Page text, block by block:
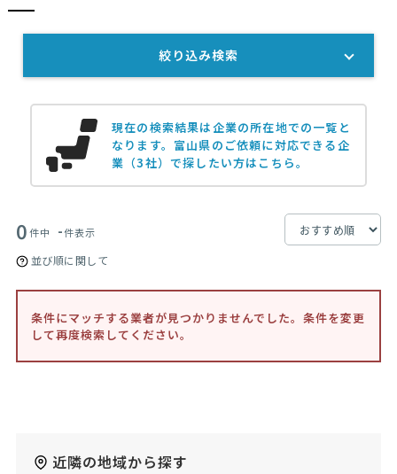
現在の検索結果は企業の所在地での一覧と
なります。 富山県のご依頼に対応できる企
業（3社）で探したい方はこちら。
0件中 -件表示
並び順に関して
条件にマッチする業者が見つかりませんでした。条件を変更
して再度検索してください。
近隣の地域から探す
絞り込み検索